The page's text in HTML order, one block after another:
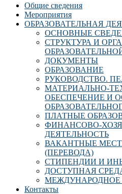
Общие сведения
Мероприятия
ОБРАЗОВАТЕЛЬНАЯ
ОСНОВНЫЕ
СТРУКТУРА И
ДОКУМЕНТЫ
ОБРАЗОВАНИЕ
РУКОВОДСТВО.
МАТЕРИАЛЬНО-
ОБЕСПЕЧЕНИЕ И
ПЛАТНЫЕ
ФИНАНСОВО-
ДЕЯТЕЛЬНОСТЬ
ВАКАНТНЫЕ
(ПЕРЕВОДА)
СТИПЕНДИИ И
ДОСТУПНАЯ
МЕЖДУНАРОДНОЕ
Контакты